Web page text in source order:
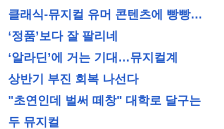
클래식-뮤지컬 유머 콘텐츠에 빵빵…
‘정품’보다 잘 팔리네
‘알라딘’에 거는 기대…뮤지컬계
상반기 부진 회복 나선다
"초연인데 벌써 떼창" 대학로 달구는
두 뮤지컬